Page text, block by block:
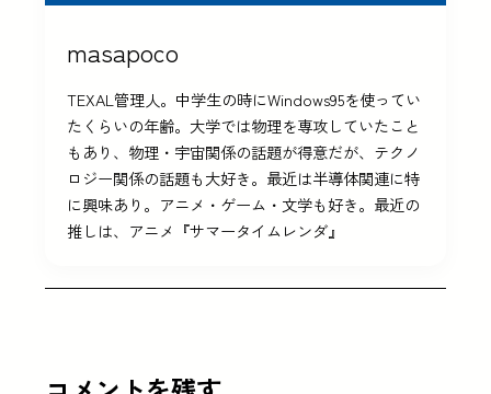
masapoco
TEXAL管理人。中学生の時にWindows95を使ってい
たくらいの年齢。大学では物理を専攻していたこと
もあり、物理・宇宙関係の話題が得意だが、テクノ
ロジー関係の話題も大好き。最近は半導体関連に特
に興味あり。アニメ・ゲーム・文学も好き。最近の
推しは、アニメ『サマータイムレンダ』